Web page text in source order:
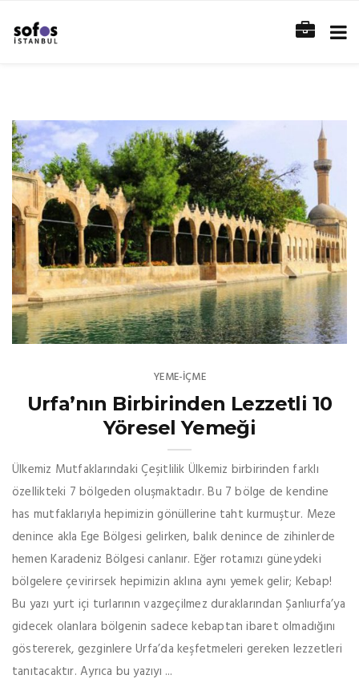
YEME-İÇME
Urfa’nın Birbirinden Lezzetli 10
Yöresel Yemeği
Ülkemiz Mutfaklarındaki Çeşitlilik Ülkemiz birbirinden farklı
özellikteki 7 bölgeden oluşmaktadır. Bu 7 bölge de kendine
has mutfaklarıyla hepimizin gönüllerine taht kurmuştur. Meze
denince akla Ege Bölgesi gelirken, balık denince de zihinlerde
hemen Karadeniz Bölgesi canlanır. Eğer rotamızı güneydeki
bölgelere çevirirsek hepimizin aklına aynı yemek gelir; Kebap!
Bu yazı yurt içi turlarının vazgeçilmez duraklarından Şanlıurfa’ya
gidecek olanlara bölgenin sadece kebaptan ibaret olmadığını
göstererek, gezginlere Urfa’da keşfetmeleri gereken lezzetleri
tanıtacaktır. Ayrıca bu yazıyı ...